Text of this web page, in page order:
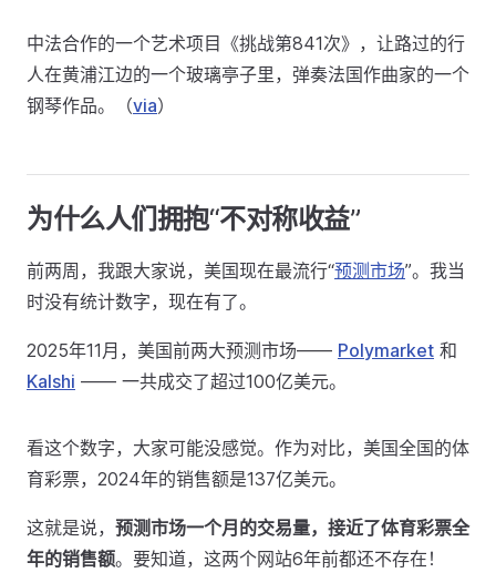
中法合作的一个艺术项目《挑战第841次》，让路过的行
人在黄浦江边的一个玻璃亭子里，弹奏法国作曲家的一个
钢琴作品。（via）
为什么人们拥抱“不对称收益”
前两周，我跟大家说，美国现在最流行“预测市场”。我当
时没有统计数字，现在有了。
2025年11月，美国前两大预测市场—— Polymarket 和
Kalshi —— 一共成交了超过100亿美元。
看这个数字，大家可能没感觉。作为对比，美国全国的体
育彩票，2024年的销售额是137亿美元。
这就是说， 预测市场一个月的交易量，接近了体育彩票全
年的销售额。要知道，这两个网站6年前都还不存在！